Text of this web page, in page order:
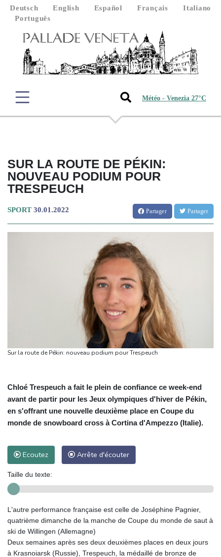
Deutsch English Español Français
Italiano
Português
Météo - Venezia 27°C
SUR LA ROUTE DE PÉKIN:
NOUVEAU PODIUM POUR
TRESPEUCH
SPORT 30.01.2022 Partager Partager
Sur la route de Pékin: nouveau podium pour Trespeuch
Chloé Trespeuch a fait le plein de confiance ce week-end
avant de partir pour les Jeux olympiques d'hiver de Pékin,
en s'offrant une nouvelle deuxième place en Coupe du
monde de snowboard cross à Cortina d'Ampezzo (Italie).
Ecoutez Arrête d'écouter
Taille du texte:
L'autre performance française est celle de Joséphine Pagnier,
quatrième dimanche de la manche de Coupe du monde de saut à
ski de Willingen (Allemagne)
Deux semaines après ses deux deuxièmes places en deux jours
à Krasnoiarsk (Russie), Trespeuch, la médaillé de bronze de